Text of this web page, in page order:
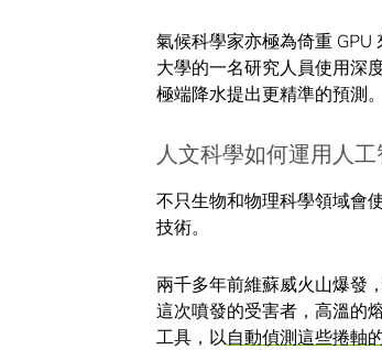
氣候科學家亦極為倚重
大學的一名研究人員使用深
極端降水提出更精準的預測。
人文科學如何運用人工
不只生物和物理科學領域會
技術。
兩千多年前維蘇威火山爆發
這次噴發的受害者，高溫的
工具，以 自動偵測這些捲軸